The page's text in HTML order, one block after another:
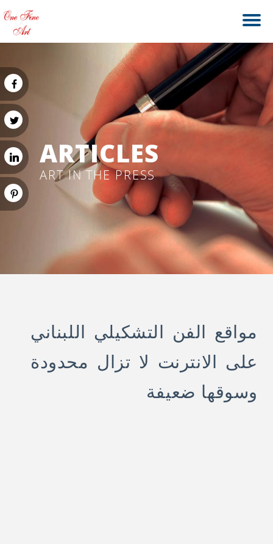
ARTICLES
ART IN THE PRESS
مواقع الفن التشكيلي اللبناني
على الانترنت لا تزال محدودة
وسوقها ضعيفة